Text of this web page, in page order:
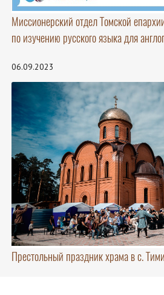
Миссионерский отдел Томской
по изучению русского языка для
06.09.2023
Престольный праздник храма в с.